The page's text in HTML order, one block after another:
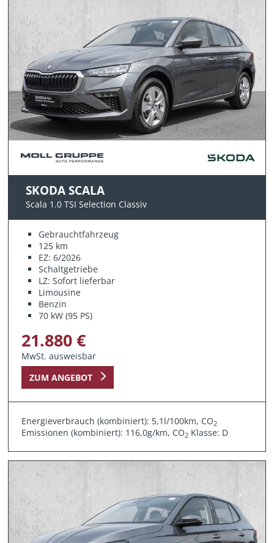
SKODA SCALA
Scala 1.0 TSI Selection Classiv
Gebrauchtfahrzeug
125 km
EZ: 6/2026
Schaltgetriebe
LZ: Sofort lieferbar
Limousine
Benzin
70 kW (95 PS)
21.880 €
MwSt. ausweisbar
ZUM ANGEBOT
Energieverbrauch (kombiniert): 5,1l/100km, CO2
Emissionen (kombiniert): 116,0g/km, CO2 Klasse: D